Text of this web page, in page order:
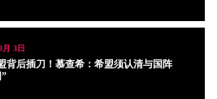
月 3日
背后插刀！慕查希：希盟须认清与国阵